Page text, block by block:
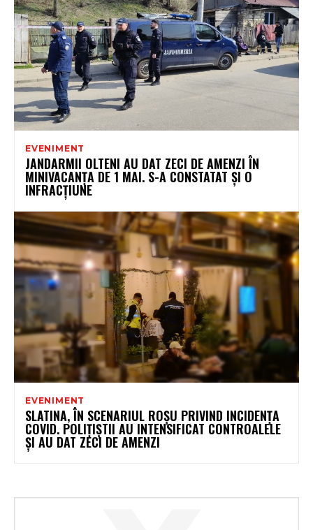
EVENIMENT
JANDARMII OLTENI AU DAT ZECI DE AMENZI ÎN
MINIVACANȚA DE 1 MAI. S-A CONSTATAT ȘI O
INFRACȚIUNE
EVENIMENT
SLATINA, ÎN SCENARIUL ROȘU PRIVIND INCIDENȚA
COVID. POLIȚIȘTII AU INTENSIFICAT CONTROALELE
ȘI AU DAT ZECI DE AMENZI